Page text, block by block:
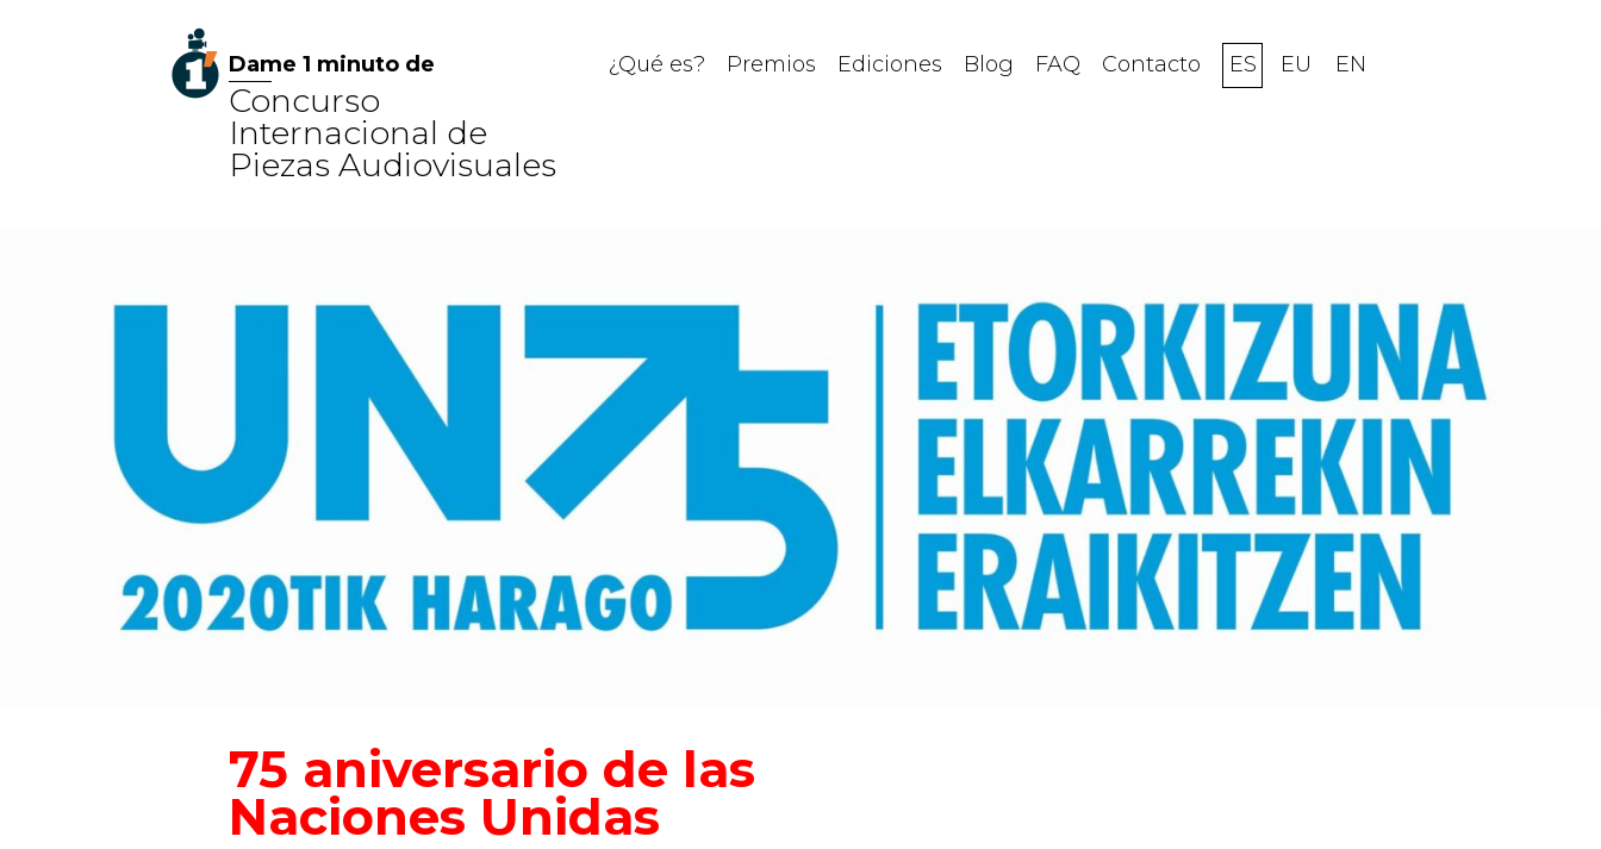
Dame 1 minuto de
Concurso
Internacional de
Piezas Audiovisuales
¿Qué es? Premios Ediciones Blog FAQ Contacto ES EU EN
75 aniversario de las
Naciones Unidas